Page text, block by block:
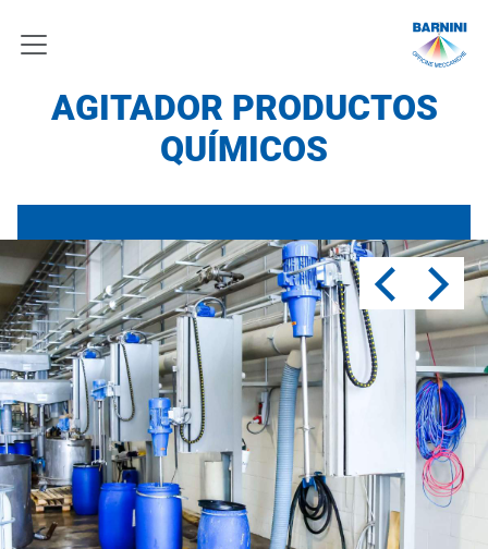
AGITADOR PRODUCTOS
QUÍMICOS